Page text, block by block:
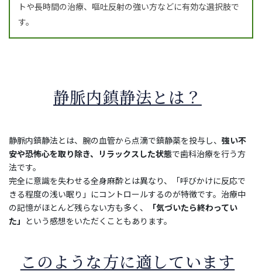
トや長時間の治療、嘔吐反射の強い方などに有効な選択肢で
す。
静脈内鎮静法とは？
静脈内鎮静法とは、腕の血管から点滴で鎮静薬を投与し、 強い不
安や恐怖心を取り除き、リラックスした状態で歯科治療を行う方
法です。
完全に意識を失わせる全身麻酔とは異なり、「呼びかけに反応で
きる程度の浅い眠り」にコントロールするのが特徴です。治療中
の記憶がほとんど残らない方も多く、
「気づいたら終わってい
た」 という感想をいただくこともあります。
このような方に適しています